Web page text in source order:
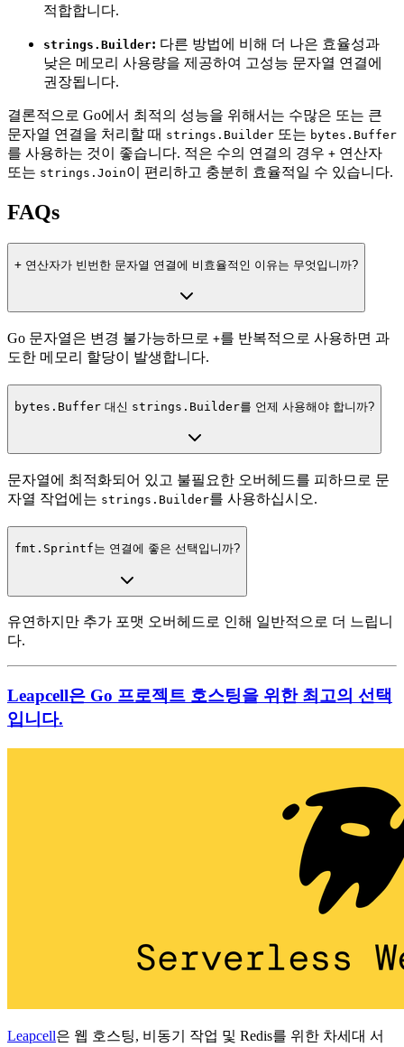
적합합니다.
strings.Builder: 다른 방법에 비해 더 나은 효율성과
낮은 메모리 사용량을 제공하여 고성능 문자열 연결에
권장됩니다.
결론적으로 Go에서 최적의 성능을 위해서는 수많은 또는 큰
문자열 연결을 처리할 때 strings.Builder 또는 bytes.Buffer
를 사용하는 것이 좋습니다. 적은 수의 연결의 경우 + 연산자
또는 strings.Join이 편리하고 충분히 효율적일 수 있습니다.
FAQs
+ 연산자가 빈번한 문자열 연결에 비효율적인 이유는 무엇입니까?
Go 문자열은 변경 불가능하므로 +를 반복적으로 사용하면 과
도한 메모리 할당이 발생합니다.
bytes.Buffer 대신 strings.Builder를 언제 사용해야 합니까?
문자열에 최적화되어 있고 불필요한 오버헤드를 피하므로 문
자열 작업에는 strings.Builder를 사용하십시오.
fmt.Sprintf는 연결에 좋은 선택입니까?
유연하지만 추가 포맷 오버헤드로 인해 일반적으로 더 느립니
다.
Leapcell은 Go 프로젝트 호스팅을 위한 최고의 선택
입니다.
Leapcell은 웹 호스팅, 비동기 작업 및 Redis를 위한 차세대 서